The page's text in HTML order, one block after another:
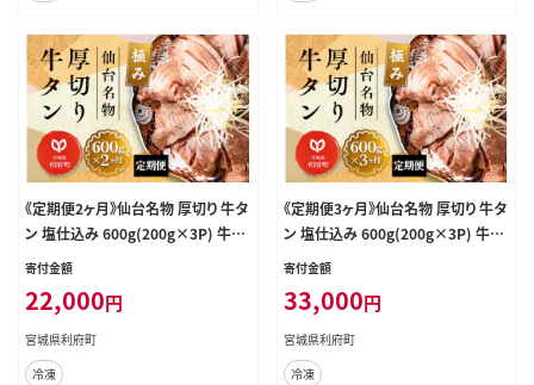
《定期便2ヶ月》仙台名物 厚切り 牛タ
ン 塩仕込み 600g(200g×3P) 牛た
ん スライス 塩味 [牛タン タン塩 希
物 厚切 肉厚 おいしい 美味 牛 肉 焼
肉 バーベキュー BBQ 宮城県 利府
町 船田食品]
寄付金額
22,000円
宮城県利府町
冷凍
《定期便3ヶ月》仙台名物 厚切り 牛タ
ン 塩仕込み 600g(200g×3P) 牛た
ん スライス 塩味 [牛タン タン塩 希
物 厚切 肉厚 おいしい 美味 牛 肉 焼
肉 バーベキュー BBQ 宮城県 利府
町 船田食品]
寄付金額
33,000円
宮城県利府町
冷凍